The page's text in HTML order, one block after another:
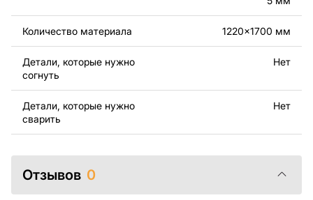
внести другие изменения в дизайн изделия. Если вам
нужно, чтобы мы выполнили индивидуальный чертеж
изделия из металла для вас, пожалуйста, свяжитесь
с нами.
Если у вас остались вопросы или вам нужна помощь,
помочь.
Количество материала 1220x1700 мм
Детали, которые нужно
согнуть
Нет
Детали, которые нужно
сварить
Нет
Отзывов 0